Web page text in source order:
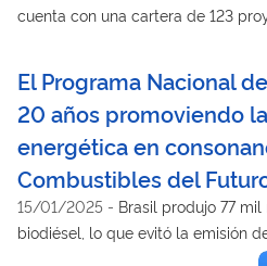
cuenta con una cartera de 123
El Programa Nacional
20 años promoviendo
energética en
Combustibles del
15/01/2025 - Brasil produjo 77
biodiésel, lo que evitó la emisión
de CO2 y permitió ahorrar unos